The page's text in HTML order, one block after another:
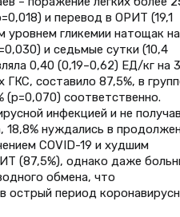
и перевод в ОРИТ (19,1
уровнем гликемии натощак на
и седьмые сутки (10,4
0,40 (0,19–0,62) ЕД/кг на
составило 87,5%, в
(p=0,070) соответственно.
инфекцией и не
18,8% нуждались в
COVID-19 и худшим
(87,5%), однако даже
обмена, что
острый период